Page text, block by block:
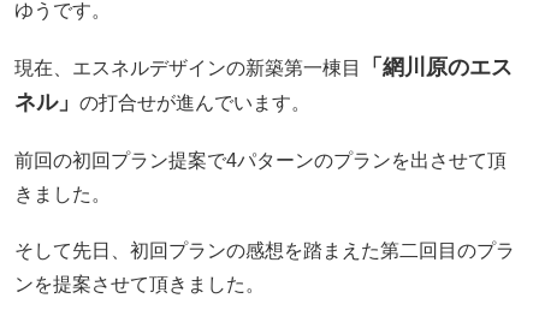
ゆうです。
現在、エスネルデザインの新築第一棟目
「網川原のエス
ネル」 の打合せが進んでいます。
前回の初回プラン提案で4パターンのプランを出させて頂
きました。
そして先日、初回プランの感想を踏まえた第二回目のプラ
ンを提案させて頂きました。